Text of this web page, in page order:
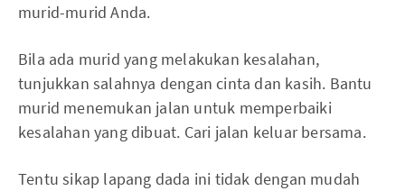
murid-murid Anda.
Bila ada murid yang melakukan kesalahan,
tunjukkan salahnya dengan cinta dan kasih. Bantu
murid menemukan jalan untuk memperbaiki
kesalahan yang dibuat. Cari jalan keluar bersama.
Tentu sikap lapang dada ini tidak dengan mudah